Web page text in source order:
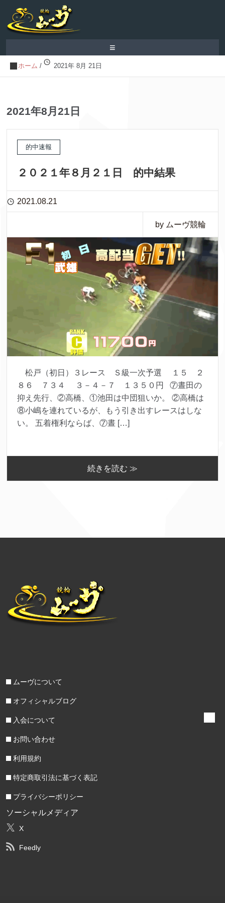
≡
ホーム / 2021年 8月 21日
2021年8月21日
的中速報
２０２１年８月２１日 的中結果
2021.08.21
by ムーヴ競輪
松戸（初日）３レース Ｓ級一次予選 １５ ２
８６ ７３４ ３－４－７ １３５０円 ⑦晝田の
抑え先行、②高橋、①池田は中団狙いか。 ②高橋は
⑧小嶋を連れているが、もう引き出すレースはしな
い。 五着権利ならば、⑦晝 […]
続きを読む ≫
ムーヴについて
オフィシャルブログ
入会について
お問い合わせ
利用規約
特定商取引法に基づく表記
プライバシーポリシー
ソーシャルメディア
X
Feedly